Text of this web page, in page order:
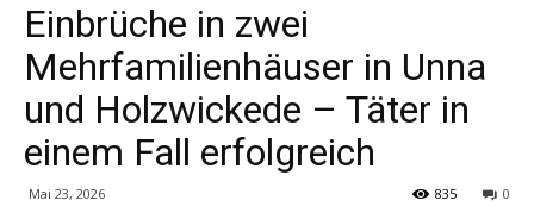
Einbrüche in zwei
Mehrfamilienhäuser in Unna
und Holzwickede – Täter in
einem Fall erfolgreich
Mai 23, 2026 0
835